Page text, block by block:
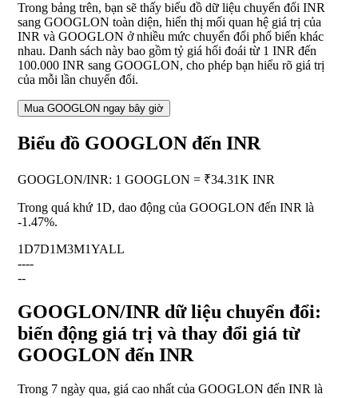
Trong bảng trên, bạn sẽ thấy biểu đồ dữ liệu chuyển đổi INR
sang GOOGLON toàn diện, hiển thị mối quan hệ giá trị của
INR và GOOGLON ở nhiều mức chuyển đổi phổ biến khác
nhau. Danh sách này bao gồm tỷ giá hối đoái từ 1 INR đến
100.000 INR sang GOOGLON, cho phép bạn hiểu rõ giá trị
của mỗi lần chuyển đổi.
Mua GOOGLON ngay bây giờ
Biểu đồ GOOGLON đến INR
GOOGLON/INR: 1 GOOGLON = ₹34.31K INR
Trong quá khứ 1D, dao động của GOOGLON đến INR là
-1.47%.
1D7D1M3M1YALL
----
--
GOOGLON/INR dữ liệu chuyển đổi:
biến động giá trị và thay đổi giá từ
GOOGLON đến INR
Trong 7 ngày qua, giá cao nhất của GOOGLON đến INR là